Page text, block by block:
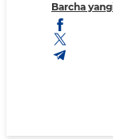
Barcha